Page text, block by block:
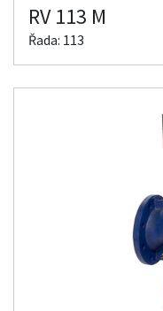
RV 113 M
Řada: 113